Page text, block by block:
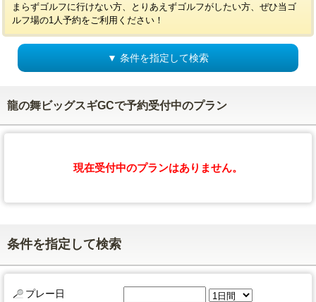
まらずゴルフに行けない方、とりあえずゴルフがしたい方、ぜひ当ゴ
ルフ場の1人予約をご利用ください！
▼ 条件を指定して検索
龍の舞ビッグスギGCで予約受付中のプラン
現在受付中のプランはありません。
条件を指定して検索
プレー日